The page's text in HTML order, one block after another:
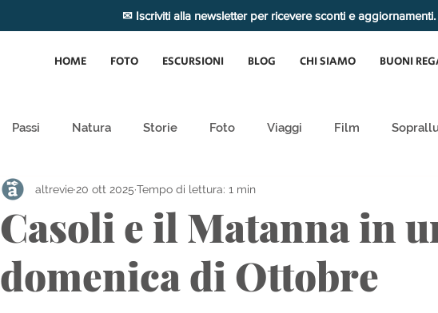
✉ Iscriviti alla newsletter per ricevere sconti e
HOME FOTO ESCURSIONI BLOG CHI SIAMO BUONI
Passi Natura Storie Foto Viaggi Film
Casoli e il Matanna in
domenica di Ottobre
altrevie 20 ott 2025 Tempo di lettura: 1 min